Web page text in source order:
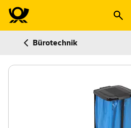
Bürotechnik